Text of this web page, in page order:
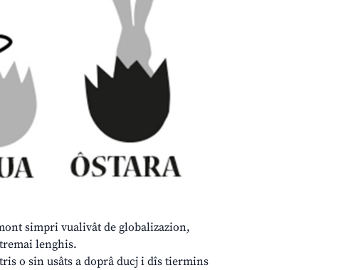
simpri vualivât de globalizazion,
lenghis.
o sin usâts a doprâ ducj i dîs tiermins